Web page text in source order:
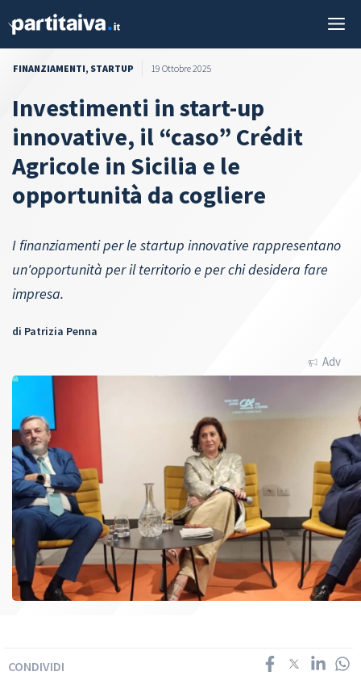
FINANZIAMENTI, STARTUP 19 Ottobre 2025
Investimenti in start-up
innovative, il “caso” Crédit
Agricole in Sicilia e le
opportunità da cogliere
I finanziamenti per le startup innovative rappresentano
un'opportunità per il territorio e per chi desidera fare
impresa.
di Patrizia Penna
Adv
CONDIVIDI